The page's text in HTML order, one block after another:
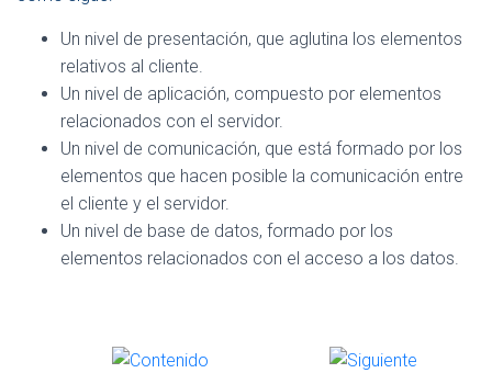
Un nivel de presentación, que aglutina los elementos
relativos al cliente.
Un nivel de aplicación, compuesto por elementos
relacionados con el servidor.
Un nivel de comunicación, que está formado por los
elementos que hacen posible la comunicación entre
el cliente y el servidor.
Un nivel de base de datos, formado por los
elementos relacionados con el acceso a los datos.